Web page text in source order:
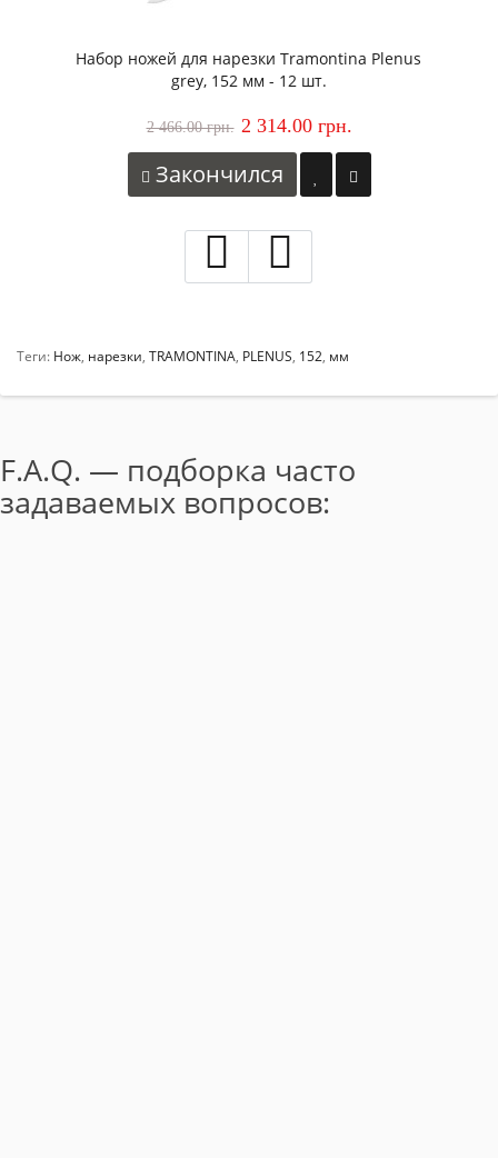
Набор ножей для нарезки Tramontina Plenus
grey, 152 мм - 12 шт.
2 466.00 грн. 2 314.00 грн.
Закончился
Теги: Нож, нарезки, TRAMONTINA, PLENUS, 152, мм
F.A.Q. — подборка часто
задаваемых вопросов: